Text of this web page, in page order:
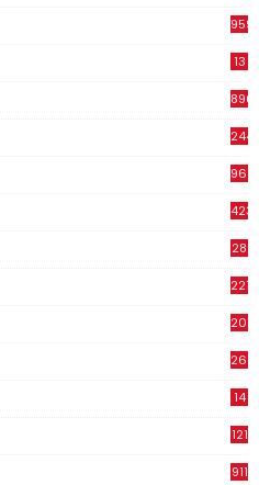
959
13
896
244
961
423
28
2210
2019
269
14
121
911